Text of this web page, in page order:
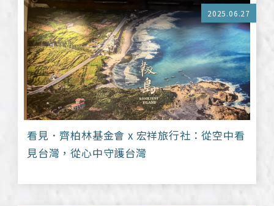
2025.06.27
看見．齊柏林基金會 x 宏祥旅行社：從空中看
見台灣，從心中守護台灣